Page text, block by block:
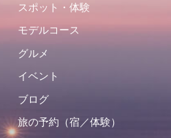
スポット・体験
モデルコース
グルメ
イベント
ブログ
旅の予約（宿／体験）